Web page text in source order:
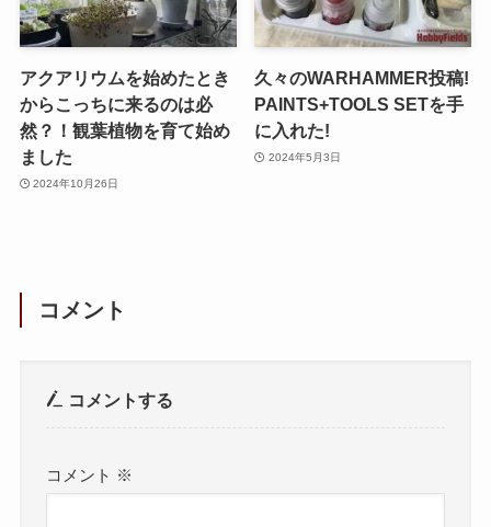
アクアリウムを始めたとき
からこっちに来るのは必
然？！観葉植物を育て始め
ました
2024年10月26日
久々のWARHAMMER投稿!
PAINTS+TOOLS SETを手
に入れた!
2024年5月3日
コメント
コメントする
コメント ※